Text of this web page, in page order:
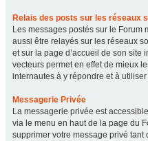
Relais des posts sur les réseaux
Les messages postés sur le
aussi être relayés sur les réseaux
et sur la page d’accueil de son site
vecteurs permet en effet de mieux
internautes à y répondre et à
Messagerie Privée
La messagerie privée est
via le menu en haut de la page du
supprimer votre message privé tant